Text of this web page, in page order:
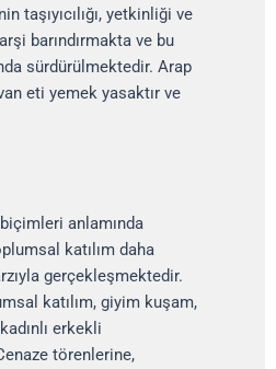
taşıyıcılığı, yetkinliği ve
barındırmakta ve bu
sürdürülmektedir. Arap
eti yemek yasaktır ve
anlamında
katılım daha
gerçekleşmektedir.
katılım, giyim kuşam,
erkekli
törenlerine,